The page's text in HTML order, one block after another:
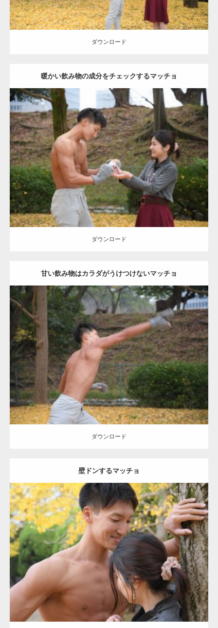
ダウンロード
暖かい飲み物の成分をチェックするマッチョ
Update: 2021.07.8
Category:公園のマッチョ その他 AKIHITO(細マッチョ) 上腕三頭筋
肩
ダウンロード
ダウンロード
甘い飲み物はカラダがうけつけないマッチョ
Update:2021.07.8
Category: 公園のマッチョ その他 AKIHITO(細マッチョ) 背中
ダウンロード
ダウンロード
壁ドンするマッチョ
Update: 2021.07.8
Category:公園のマッチョ その他 AKIHITO(細マッチョ) 大胸筋 肩 腹
筋
【YouTube】マッチョフリー素材メンバーが
ギネス世界記録…